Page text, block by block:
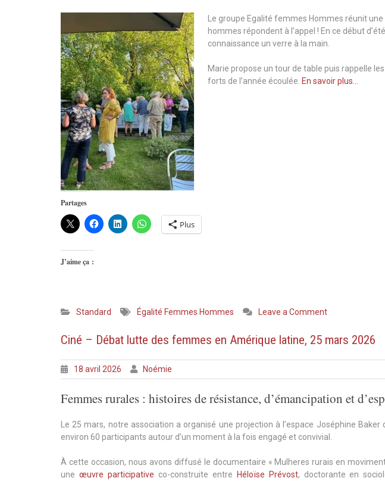
Le groupe Egalité femmes Hommes réunit
hommes répondent à l’appel ! En ce début
connaissance un verre à la main.
Marie propose un tour de table puis rappelle
forts de l’année écoulée. En savoir plus…
Partages
Plus
J’aime ça :
Standard Égalité Femmes Hommes Leave a Commenton
EFH,
juin
Ciné – Débat lutte des femmes en Amérique latine, 25 mars 2026
18 avril 2026 Noémie
Femmes rurales : histoires de résistance, d’émancipation et
Le 25 mars, notre association a organisé une projection à l’espace Joséphine Baker
environ 60 participants autour d’un moment à la fois engagé et convivial.
À cette occasion, nous avons diffusé le documentaire « Mulheres rurais en
une œuvre participative co-construite entre Héloïse Prévost, doctorante en